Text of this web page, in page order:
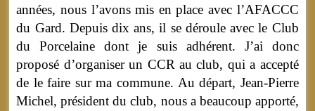
années, nous l’avons mis en place avec l’AFACCC
du Gard. Depuis dix ans, il se déroule avec le Club
du Porcelaine dont je suis adhérent. J’ai donc
proposé d’organiser un CCR au club, qui a accepté
de le faire sur ma commune. Au départ, Jean-Pierre
Michel, président du club, nous a beaucoup apporté,